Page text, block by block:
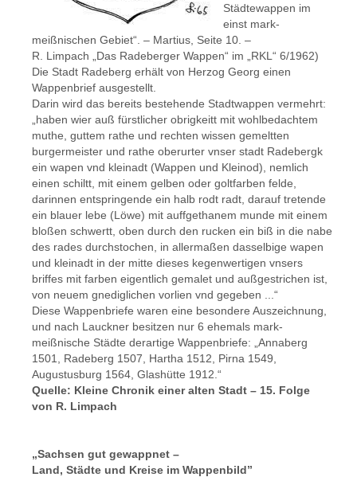
Städtewappen im
einst mark-
meißnischen Gebiet“. – Martius, Seite 10. –
R. Limpach „Das Radeberger Wappen“ im „RKL“ 6/1962)
Die Stadt Radeberg erhält von Herzog Georg einen
Wappenbrief ausgestellt.
Darin wird das bereits bestehende Stadtwappen vermehrt:
„haben wier auß fürstlicher obrigkeitt mit wohlbedachtem
muthe, guttem rathe und rechten wissen gemeltten
burgermeister und rathe oberurter vnser stadt Radebergk
ein wapen vnd kleinadt (Wappen und Kleinod), nemlich
einen schiltt, mit einem gelben oder goltfarben felde,
darinnen entspringende ein halb rodt radt, darauf tretende
ein blauer lebe (Löwe) mit auffgethanem munde mit einem
bloßen schwertt, oben durch den rucken ein biß in die nabe
des rades durchstochen, in allermaßen dasselbige wapen
und kleinadt in der mitte dieses kegenwertigen vnsers
briffes mit farben eigentlich gemalet und außgestrichen ist,
von neuem gnediglichen vorlien vnd gegeben ...“
Diese Wappenbriefe waren eine besondere Auszeichnung,
und nach Lauckner besitzen nur 6 ehemals mark-
meißnische Städte derartige Wappenbriefe: „Annaberg
1501, Radeberg 1507, Hartha 1512, Pirna 1549,
Augustusburg 1564, Glashütte 1912.“
Quelle: Kleine Chronik einer alten Stadt – 15. Folge
von R. Limpach
„Sachsen gut gewappnet –
Land, Städte und Kreise im Wappenbild”